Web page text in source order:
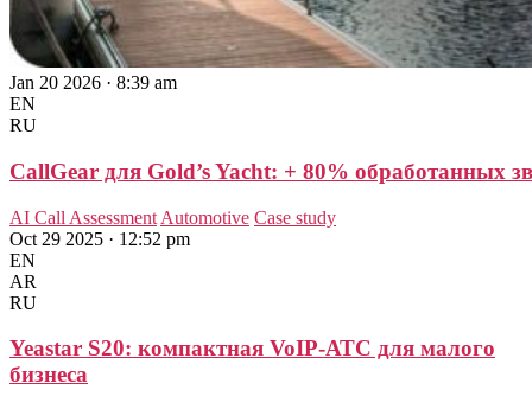
Jan 20 2026 · 8:39 am
EN
RU
CallGear для Gold’s Yacht: + 80% обработанных
AI Call Assessment Automotive Case study
Oct 29 2025 · 12:52 pm
EN
AR
RU
Yeastar S20: компактная VoIP-АТС для малого
бизнеса